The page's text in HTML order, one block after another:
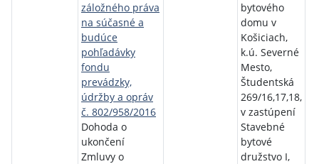
záložného práva
na súčasné a
budúce
pohľadávky
fondu
prevádzky,
údržby a opráv
č. 802/958/2016
Dohoda o
ukončení
Zmluvy o
bytového
domu v
Košiciach,
k.ú. Severné
Mesto,
Študentská
269/16,17,18,
v zastúpení
Stavebné
bytové
družstvo I,